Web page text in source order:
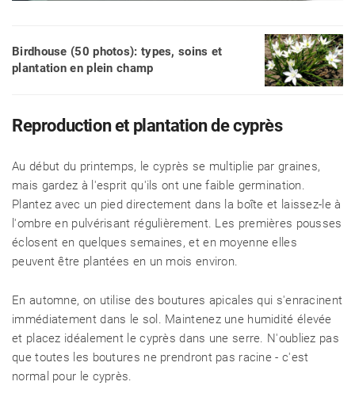
Birdhouse (50 photos): types, soins et
plantation en plein champ
Reproduction et plantation de cyprès
Au début du printemps, le cyprès se multiplie par graines,
mais gardez à l'esprit qu'ils ont une faible germination.
Plantez avec un pied directement dans la boîte et laissez-le à
l'ombre en pulvérisant régulièrement. Les premières pousses
éclosent en quelques semaines, et en moyenne elles
peuvent être plantées en un mois environ.
En automne, on utilise des boutures apicales qui s'enracinent
immédiatement dans le sol. Maintenez une humidité élevée
et placez idéalement le cyprès dans une serre. N'oubliez pas
que toutes les boutures ne prendront pas racine - c'est
normal pour le cyprès.